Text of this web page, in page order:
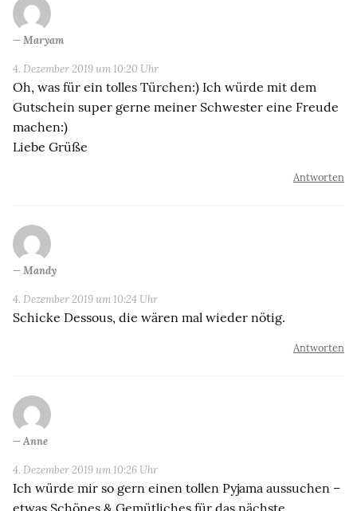
Maryam
4. Dezember 2019 um 10:20 Uhr
Oh, was für ein tolles Türchen:) Ich würde mit dem
Gutschein super gerne meiner Schwester eine Freude
machen:)
Liebe Grüße
Antworten
Mandy
4. Dezember 2019 um 10:24 Uhr
Schicke Dessous, die wären mal wieder nötig.
Antworten
Anne
4. Dezember 2019 um 10:26 Uhr
Ich würde mir so gern einen tollen Pyjama aussuchen –
etwas Schönes & Gemütliches für das nächste